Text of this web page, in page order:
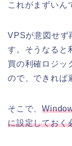
これがまずいん
VPSが意図せず
す。そうなると
買の利確ロジッ
ので、できれば
そこで、
に設定しておく